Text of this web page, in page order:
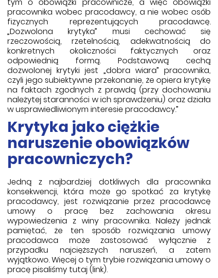
pracownika wobec pracodawcy, a nie wobec osób
fizycznych reprezentujących pracodawcę.
„Dozwolona krytyka” musi cechować się
rzeczowością, rzetelnością, adekwatnością do
konkretnych okoliczności faktycznych oraz
odpowiednią formą. Podstawową cechą
dozwolonej krytyki jest „dobra wiara” pracownika,
czyli jego subiektywne przekonanie, że opiera krytykę
na faktach zgodnych z prawdą (przy dochowaniu
należytej staranności w ich sprawdzeniu) oraz działa
w usprawiedliwionym interesie pracodawcy.”
Krytyka jako ciężkie
naruszenie obowiązków
pracowniczych?
Jedną z najbardziej dotkliwych dla pracownika
konsekwencji, która może go spotkać za krytykę
pracodawcy, jest rozwiązanie przez pracodawcę
umowy o pracę bez zachowania okresu
wypowiedzenia z winy pracownika. Należy jednak
pamiętać, że ten sposób rozwiązania umowy
pracodawca może zastosować wyłącznie z
przypadku najcięższych naruszeń, a zatem
wyjątkowo. Więcej o tym trybie rozwiązania umowy o
pracę pisaliśmy tutaj (link).